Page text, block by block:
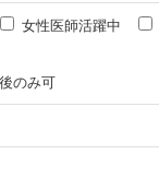
女性医師活躍中
のみ可